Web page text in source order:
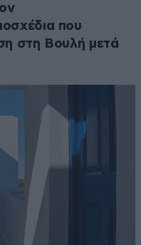
που
στη Βουλή μετά